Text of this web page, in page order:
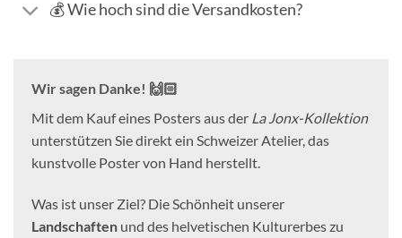
💰 Wie hoch sind die Versandkosten?
Wir sagen Danke! 🙌🏻
Mit dem Kauf eines Posters aus der La Jonx-Kollektion
unterstützen Sie direkt ein Schweizer Atelier, das
kunstvolle Poster von Hand herstellt.
Was ist unser Ziel? Die Schönheit unserer
Landschaften und des helvetischen Kulturerbes zu